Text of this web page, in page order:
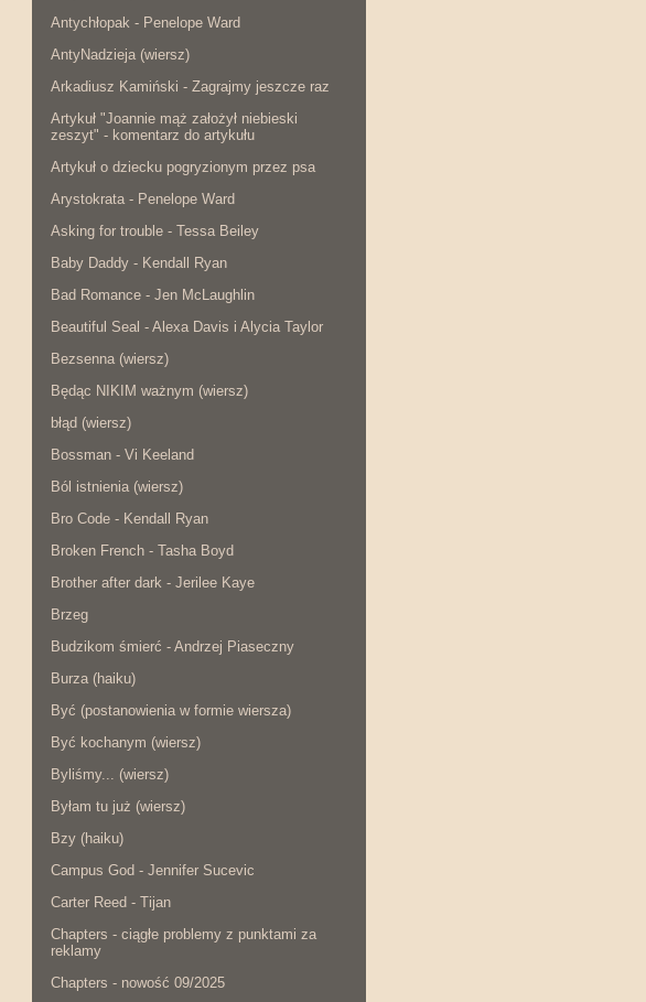
Antychłopak - Penelope Ward
AntyNadzieja (wiersz)
Arkadiusz Kamiński - Zagrajmy jeszcze raz
Artykuł "Joannie mąż założył niebieski
zeszyt" - komentarz do artykułu
Artykuł o dziecku pogryzionym przez psa
Arystokrata - Penelope Ward
Asking for trouble - Tessa Beiley
Baby Daddy - Kendall Ryan
Bad Romance - Jen McLaughlin
Beautiful Seal - Alexa Davis i Alycia Taylor
Bezsenna (wiersz)
Będąc NIKIM ważnym (wiersz)
błąd (wiersz)
Bossman - Vi Keeland
Ból istnienia (wiersz)
Bro Code - Kendall Ryan
Broken French - Tasha Boyd
Brother after dark - Jerilee Kaye
Brzeg
Budzikom śmierć - Andrzej Piaseczny
Burza (haiku)
Być (postanowienia w formie wiersza)
Być kochanym (wiersz)
Byliśmy... (wiersz)
Byłam tu już (wiersz)
Bzy (haiku)
Campus God - Jennifer Sucevic
Carter Reed - Tijan
Chapters - ciągłe problemy z punktami za
reklamy
Chapters - nowość 09/2025